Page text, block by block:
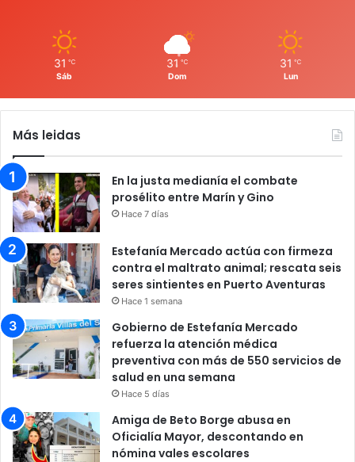
31 ℃
Sáb
31 ℃
Dom
31 ℃
Lun
Más leidas
En la justa medianía el combate
prosélito entre Marín y Gino
Hace 7 días
Estefanía Mercado actúa con firmeza
contra el maltrato animal; rescata seis
seres sintientes en Puerto Aventuras
Hace 1 semana
Gobierno de Estefanía Mercado
refuerza la atención médica
preventiva con más de 550 servicios de
salud en una semana
Hace 5 días
Amiga de Beto Borge abusa en
Oficialía Mayor, descontando en
nómina vales escolares